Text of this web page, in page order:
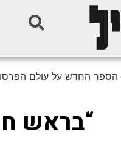
הספר החדש על עולם
“בראש